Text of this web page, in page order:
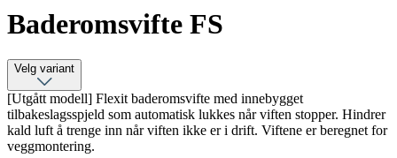
Baderomsvifte FS
Velg variant
[Utgått modell] Flexit baderomsvifte med innebygget
tilbakeslagsspjeld som automatisk lukkes når viften stopper. Hindrer
kald luft å trenge inn når viften ikke er i drift. Viftene er beregnet for
veggmontering.